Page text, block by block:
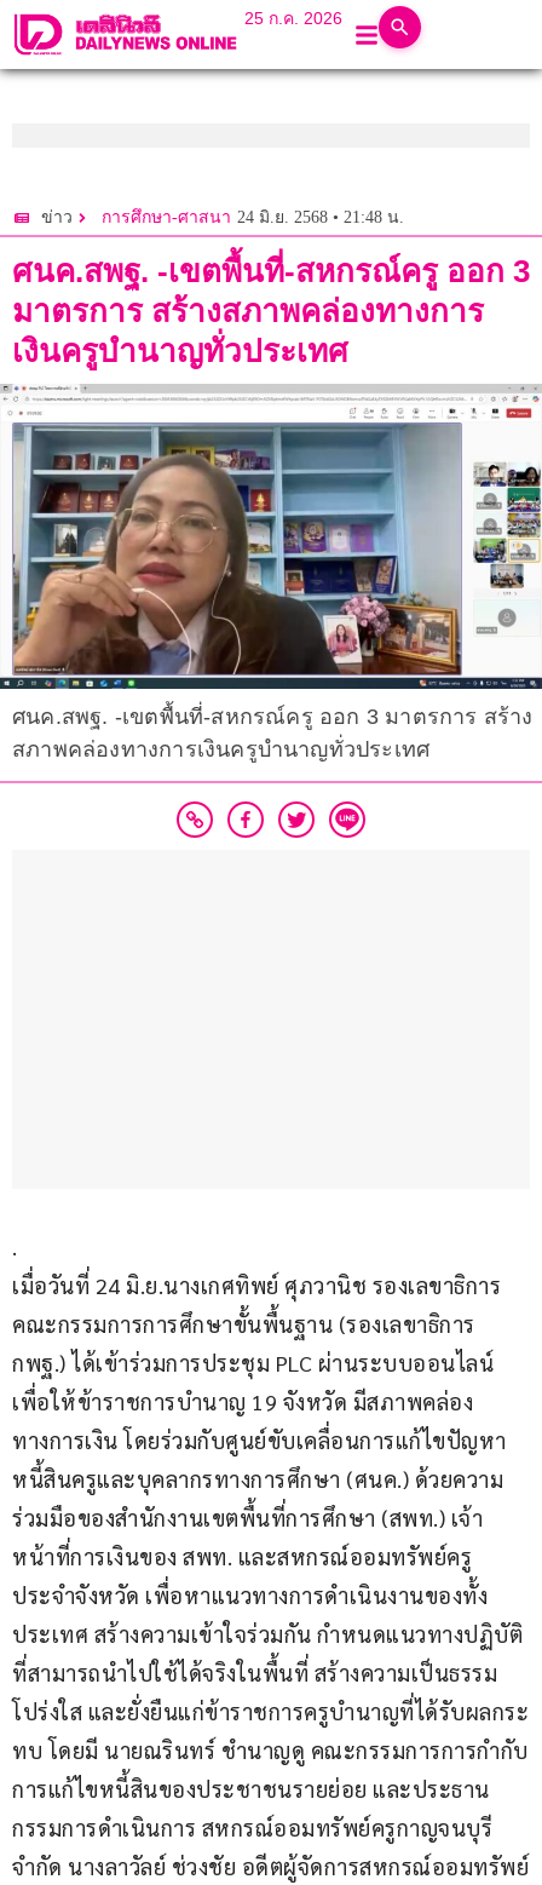
25 ก.ค. 2026
ข่าว การศึกษา-ศาสนา 24 มิ.ย. 2568 • 21:48 น.
ศนค.สพฐ. -เขตพื้นที่-สหกรณ์ครู ออก 3
มาตรการ สร้างสภาพคล่องทางการ
เงินครูบำนาญทั่วประเทศ
ศนค.สพฐ. -เขตพื้นที่-สหกรณ์ครู ออก 3 มาตรการ สร้าง
สภาพคล่องทางการเงินครูบำนาญทั่วประเทศ
.
เมื่อวันที่ 24 มิ.ย.นางเกศทิพย์ ศุภวานิช รองเลขาธิการ
คณะกรรมการการศึกษาขั้นพื้นฐาน (รองเลขาธิการ
กพฐ.) ได้เข้าร่วมการประชุม PLC ผ่านระบบออนไลน์
เพื่อให้ข้าราชการบำนาญ 19 จังหวัด มีสภาพคล่อง
ทางการเงิน โดยร่วมกับศูนย์ขับเคลื่อนการแก้ไขปัญหา
หนี้สินครูและบุคลากรทางการศึกษา (ศนค.) ด้วยความ
ร่วมมือของสำนักงานเขตพื้นที่การศึกษา (สพท.) เจ้า
หน้าที่การเงินของ สพท. และสหกรณ์ออมทรัพย์ครู
ประจำจังหวัด เพื่อหาแนวทางการดำเนินงานของทั้ง
ประเทศ สร้างความเข้าใจร่วมกัน กำหนดแนวทางปฏิบัติ
ที่สามารถนำไปใช้ได้จริงในพื้นที่ สร้างความเป็นธรรม
โปร่งใส และยั่งยืนแก่ข้าราชการครูบำนาญที่ได้รับผลกระ
ทบ โดยมี นายณรินทร์ ชำนาญดู คณะกรรมการการกำกับ
การแก้ไขหนี้สินของประชาชนรายย่อย และประธาน
กรรมการดำเนินการ สหกรณ์ออมทรัพย์ครูกาญจนบุรี
จำกัด นางลาวัลย์ ช่วงชัย อดีตผู้จัดการสหกรณ์ออมทรัพย์